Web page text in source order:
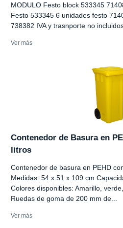
MODULO Festo block 533345
Festo 533345 6 unidades festo
738382 IVA y trasnporte no
Ver más
Contenedor de Basura en
litros
Contenedor de basura en PEHD
Medidas: 54 x 51 x 109 cm
Colores disponibles: Amarillo,
Ruedas de goma de 200 mm de...
Ver más